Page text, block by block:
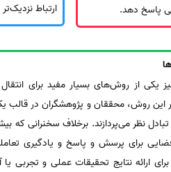
پاسخ دهد.
ارتباط
یکی از روش‌های بسیار مفید برای
این روش، محققان و پژوهشگران در
نظر می‌پردازند. برخلاف سخنرانی که
فضایی برای پرسش و پاسخ و یادگیری
ارائه نتایج تحقیقات عملی و تجربی